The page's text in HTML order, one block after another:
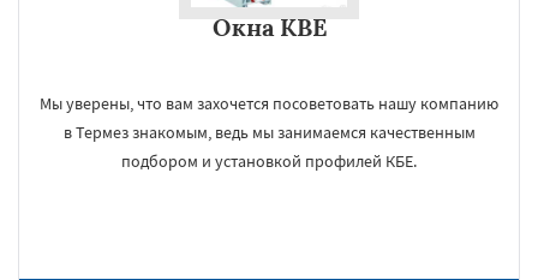
Окна KBE
Мы уверены, что вам захочется посоветовать нашу компанию
в Термез знакомым, ведь мы занимаемся качественным
подбором и установкой профилей КБЕ.